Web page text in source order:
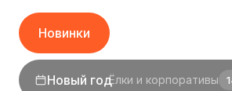
Новинки
1 сентябряДень знаний 26 дней